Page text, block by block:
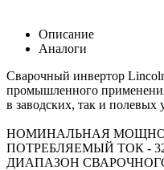
Описание
Аналоги
Сварочный инвертор
промышленного
в заводских, так и
НОМИНАЛЬНАЯ МОЩНОСТЬ
ПОТРЕБЛЯЕМЫЙ ТОК -
ДИАПАЗОН СВАРОЧНОГО